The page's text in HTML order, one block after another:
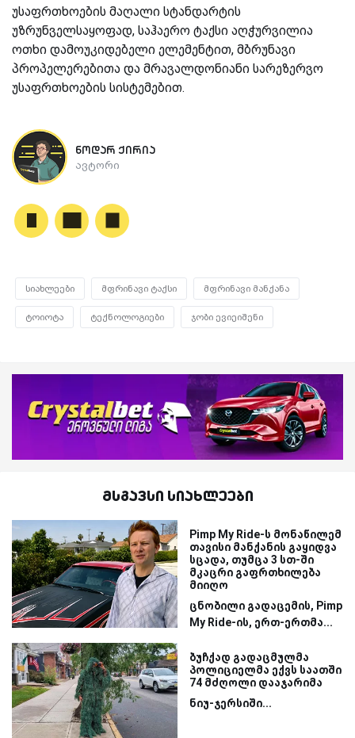
უსაფრთხოების მაღალი სტანდარტის
უზრუნველსაყოფად, საჰაერო ტაქსი აღჭურვილია
ოთხი დამოუკიდებელი ელემენტით, მბრუნავი
პროპელერებითა და მრავალდონიანი სარეზერვო
უსაფრთხოების სისტემებით.
ნოდარ ქირია
ავტორი
სიახლეები მფრინავი ტაქსი მფრინავი მანქანა
ტოიოტა ტექნოლოგიები ჯობი ევიეიშენი
მსგავსი სიახლეები
Pimp My Ride-ს მონაწილემ
თავისი მანქანის გაყიდვა
სცადა, თუმცა 3 სთ-ში
მკაცრი გაფრთხილება
მიიღო
ცნობილი გადაცემის, Pimp
My Ride-ის, ერთ-ერთმა...
ბუჩქად გადაცმულმა
პოლიციელმა ექვს საათში
74 მძღოლი დააჯარიმა
ნიუ-ჯერსიში...